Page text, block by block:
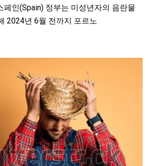
페인(Spain) 정부는 미성년자의 음란물
2024년 6월 전까지 포르노